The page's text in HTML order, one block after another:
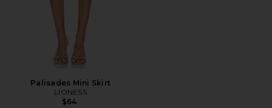
Palisades Mini Skirt
LIONESS
$64